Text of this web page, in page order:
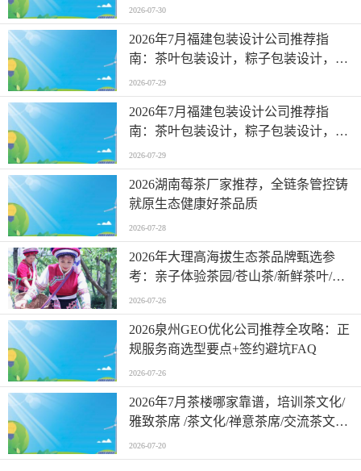
2026-07-30
2026年7月福建包装设计公司推荐指
南：茶叶包装设计，粽子包装设计，端
午礼包装设计，食品包装设计，中秋月
饼包装设计公司优选！
2026-07-29
2026年7月福建包装设计公司推荐指
南：茶叶包装设计，粽子包装设计，端
午礼包装设计，食品包装设计，中秋月
饼包装设计公司优选！
2026-07-29
2026湖南莓茶厂家推荐，全链条管控铸
就原生态健康好茶品质
2026-07-28
2026年大理高海拔生态茶品牌甄选参
考：亲子体验茶园/苍山茶/新鲜茶叶/茶
园体验/苍山茶区重点企业价值分析
2026-07-26
2026泉州GEO优化公司推荐全攻略：正
规服务商选型要点+签约避坑FAQ
2026-07-26
2026年7月茶楼哪家靠谱，培训茶文化/
雅致茶席 /茶文化/禅意茶席/交流茶文化/
茶楼/休闲茶楼/配套茶楼，茶楼选哪家
2026-07-20